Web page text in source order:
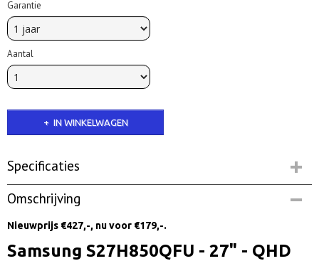
Garantie
Aantal
IN WINKELWAGEN
Specificaties
Productcode
Ss27H | Op voorraad
Netto gewicht
Omschrijving
Nieuwprijs €427,-, nu voor €179,-.
Samsung S27H850QFU - 27" - QHD